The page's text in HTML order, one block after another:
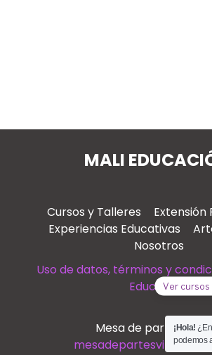
MALI
Cursos y Talleres
Extensión
Experiencias Educativas
Nosotros
Uso de datos, términos y
Educación
Mesa de partes¡Hola!
podemos
Ver